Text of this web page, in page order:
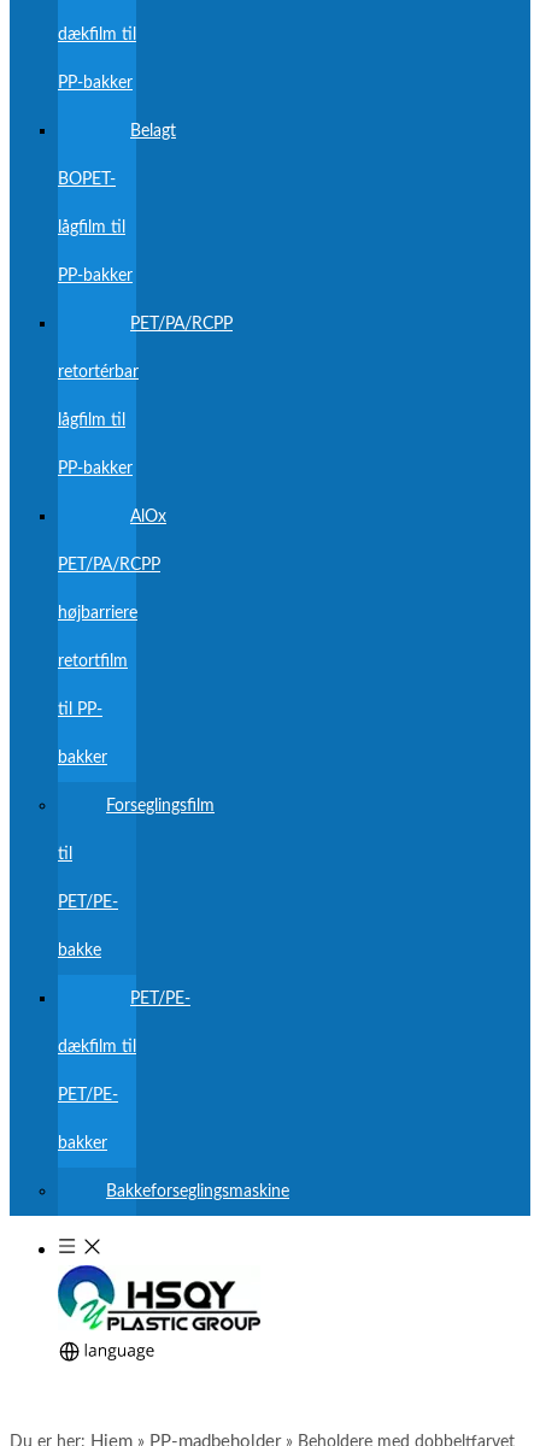
dækfilm til
PP-bakker
Belagt
BOPET-
lågfilm til
PP-bakker
PET/PA/RCPP
retortérbar
lågfilm til
PP-bakker
AlOx
PET/PA/RCPP
højbarriere
retortfilm
til PP-
bakker
Forseglingsfilm
til
PET/PE-
bakke
PET/PE-
dækfilm til
PET/PE-
bakker
Bakkeforseglingsmaskine
Du er her: Hjem » PP-madbeholder » Beholdere med dobbeltfarvet